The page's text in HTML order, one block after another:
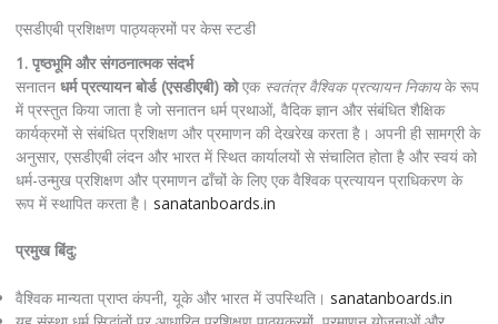
एसडीएबी प्रशिक्षण पाठ्यक्रमों पर केस स्टडी
1. पृष्ठभूमि और संगठनात्मक संदर्भ
सनातन धर्म प्रत्यायन बोर्ड (एसडीएबी) कोएक स्वतंत्र वैश्विक प्रत्यायन निकायके रूप
में प्रस्तुत किया जाता है जो सनातन धर्म प्रथाओं, वैदिक ज्ञान और संबंधित शैक्षिक
कार्यक्रमों से संबंधित प्रशिक्षण और प्रमाणन की देखरेख करता है। अपनी ही सामग्री के
अनुसार, एसडीएबी लंदन और भारत में स्थित कार्यालयों से संचालित होता है और स्वयं को
धर्म-उन्मुख प्रशिक्षण और प्रमाणन ढाँचों के लिए एक वैश्विक प्रत्यायन प्राधिकरण के
रूप में स्थापित करता है। sanatanboards.in
प्रमुख बिंदु:
वैश्विक मान्यता प्राप्त कंपनी, यूके और भारत में उपस्थिति। sanatanboards.in